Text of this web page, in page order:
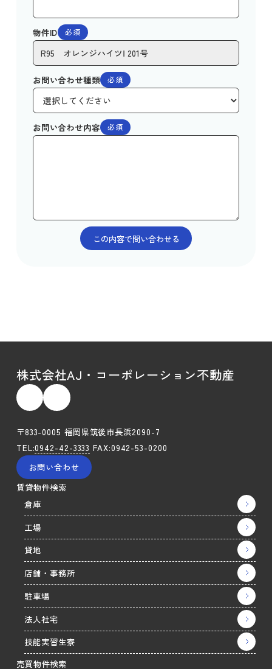
物件ID 必須
お問い合わせ種類 必須
お問い合わせ内容 必須
株式会社AJ・コーポレーション不動産
〒833-0005 福岡県筑後市長浜2090-7
TEL:0942-42-3333 FAX:0942-53-0200
お問い合わせ
賃貸物件検索
倉庫
工場
貸地
店舗・事務所
駐車場
法人社宅
技能実習生寮
売買物件検索